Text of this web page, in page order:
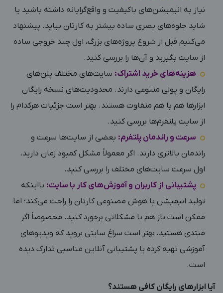
نیاز به انیمیشن‌های باکیفیت و واقع‌گرایانه داشته باشید یا
شاید جلوه‌های بصری ساده بیشتر به کارتان بیاید. پیشنهاد
می‌کنیم قبل از شروع پروژه‌های بزرگ، اول چند خروجی ساده
از سایت بگیرید و آن‌ها را بررسی کنید.
هزینه‌های خرید اشتراک: سایت‌های مختلف پلن‌های
رایگان و پولی متنوعی دارند. محدودیت‌های نسخه رایگان
ابزارها هم با هم متفاوت هستند. بهتر است جزئیات هرکدام را
از سایت پلتفرم‌ها بررسی کنید.
سرعت و راندمان پلتفرم: بعضی از سایت‌ها سرعت و
راندمان بالاتری دارند. اگر معمولاً مشکل کمبود زمان دارید،
اول سرعت سایت‌های مختلف را بررسی کنید.
پشتیبانی از کاربران و آموزش‌های کار با سایت: بااینکه
تولید انیمیشن با هوش مصنوعی کارتان را راحت می‌کند؛ اما
ممکن است باز هم با مشکلاتی برخورد کنید. مخصوصاً اگر
مبتدی هستید، بهتر است سراغ سایتی بروید که ویدیوهای
آموزشی تهیه کرده یا پشتیبانی آنلاین مناسبی تدارک دیده
است.
آیا ابزارهای رایگان کافی هستند؟